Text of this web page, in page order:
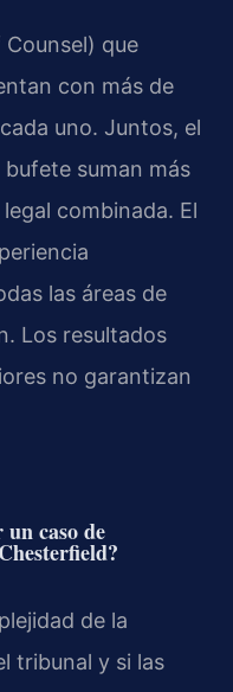
que
con más de
uno. Juntos, el
bufete suman más
combinada. El
las áreas de
Los resultados
no garantizan
caso de
de la
tribunal y si las